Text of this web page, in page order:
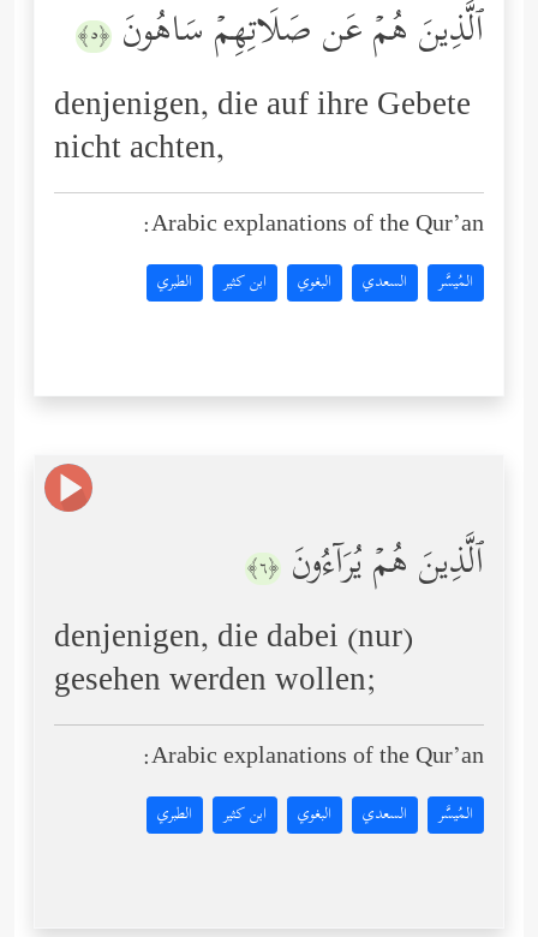
ٱلَّذِینَ هُمۡ عَن صَلَاتِهِمۡ سَاهُونَ ﴿٥﴾
denjenigen, die auf ihre Gebete
nicht achten,
Arabic explanations of the Qur’an:
المُيسَّر السعدي البغوي ابن كثير الطبري
ٱلَّذِینَ هُمۡ یُرَاۤءُونَ ﴿٦﴾
denjenigen, die dabei (nur)
gesehen werden wollen;
Arabic explanations of the Qur’an:
المُيسَّر السعدي البغوي ابن كثير الطبري